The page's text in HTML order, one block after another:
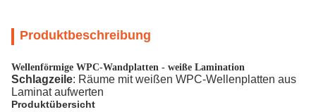
Produktbeschreibung
Wellenförmige WPC-Wandplatten - weiße Lamination
Schlagzeile: Räume mit weißen WPC-Wellenplatten aus
Laminat aufwerten
Produktübersicht